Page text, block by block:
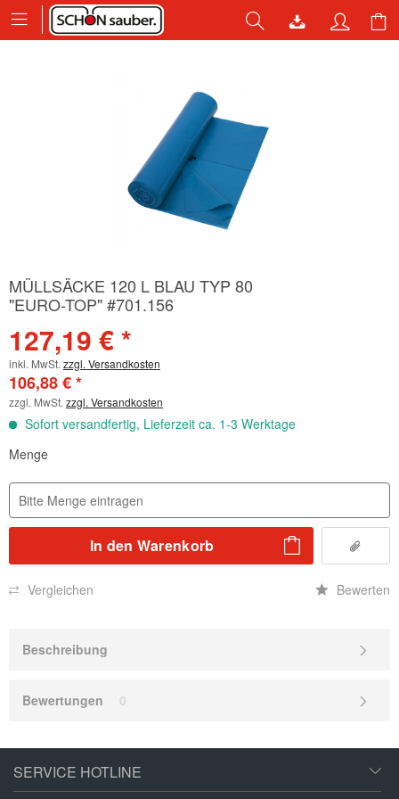
MÜLLSÄCKE 120 L BLAU TYP 80
"EURO-TOP" #701.156
127,19 € *
inkl. MwSt. zzgl. Versandkosten
106,88 € *
zzgl. MwSt. zzgl. Versandkosten
Sofort versandfertig, Lieferzeit ca. 1-3 Werktage
Menge
In den Warenkorb
Vergleichen Bewerten
Beschreibung
Bewertungen 0
SERVICE HOTLINE